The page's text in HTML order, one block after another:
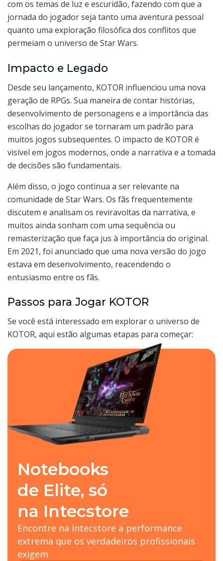
com os temas de luz e escuridão, fazendo com que a
jornada do jogador seja tanto uma aventura pessoal
quanto uma exploração filosófica dos conflitos que
permeiam o universo de Star Wars.
Impacto e Legado
Desde seu lançamento, KOTOR influenciou uma nova
geração de RPGs. Sua maneira de contar histórias,
desenvolvimento de personagens e a importância das
escolhas do jogador se tornaram um padrão para
muitos jogos subsequentes. O impacto de KOTOR é
visível em jogos modernos, onde a narrativa e a tomada
de decisões são fundamentais.
Além disso, o jogo continua a ser relevante na
comunidade de Star Wars. Os fãs frequentemente
discutem e analisam os reviravoltas da narrativa, e
muitos ainda sonham com uma sequência ou
remasterização que faça jus à importância do original.
Em 2021, foi anunciado que uma nova versão do jogo
estava em desenvolvimento, reacendendo o
entusiasmo entre os fãs.
Passos para Jogar KOTOR
Se você está interessado em explorar o universo de
KOTOR, aqui estão algumas etapas para começar:
Notebooks
de Elite, só
na Intecstore
Encontre na Intecstore a performance
extrema que os verdadeiros profissionais
exigem.